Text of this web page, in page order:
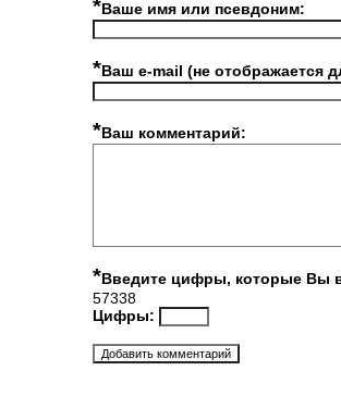
*Ваше имя или псевдоним:
*Ваш e-mail (не отображается
*Ваш комментарий:
*Введите цифры, которые Вы
57338
Цифры: